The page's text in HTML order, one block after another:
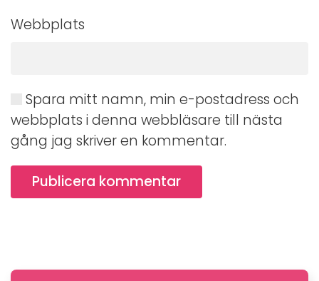
Webbplats
Spara mitt namn, min e-postadress och
webbplats i denna webbläsare till nästa
gång jag skriver en kommentar.
Publicera kommentar